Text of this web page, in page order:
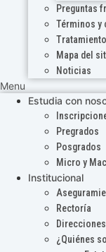
Preguntas
Términos y
Mapa del
Noticias
Menu
Estudia con
Pregrados
Posgrados
Micro y
Institucional
Rectoría
Direcciones
¿Quiénes